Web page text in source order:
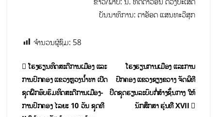
ບັນນາທິການ: ຕາອັອດ ແສນທະວີສຸກ
ຈຳນວນຜູ້ຊົມ: 58
ໂຮງຮຽນການເມືອງ ແລະການ
ປົກຄອງ ແຂວງຊຽງຂວາງ ຈັດພິທີ
ປິດຊຸດຮຽນລະບົບກໍ່ສ້າງຊັ້ນກາງ ໃຫ້
ນັກສຶກສາ ຮຸ່ນທີີ XVII
ໂຮງຮຽນທິດສະດີການເມືອງ ແລະ
ການປົກຄອງ ແຂວງຫຼວງນ້ຳທາ ເປີດ
ຊຸດຝຶກອົບຮົມທິດສະດີການເມືອງ-
ການປົກຄອງ ໄລຍະ 10 ວັນ ຊຸດທີ